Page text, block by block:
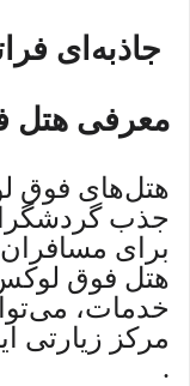
جاذبه‌ای
معرفی هتل
هتل‌های فوق
جذب
برای
هتل فوق لوکس
خدمات،
مرکز زیارتی
.